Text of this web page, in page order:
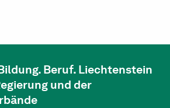
Beruf. Liechtenstein
und der